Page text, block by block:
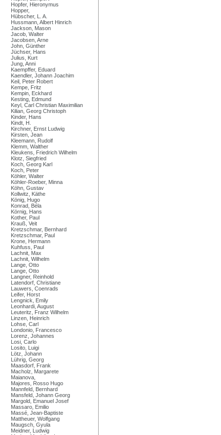
Hopfer, Hieronymus
Hopper,
Hübscher, L. A.
Hussmann, Albert Hinrich
Jackson, Mason
Jacob, Walter
Jacobsen, Arne
John, Günther
Jüchser, Hans
Julius, Kurt
Jung, Anni
Kaempffer, Eduard
Kaendler, Johann Joachim
Keil, Peter Robert
Kempe, Fritz
Kempin, Eckhard
Kesting, Edmund
Keyl, Carl Christian Maximilian
Kilian, Georg Christoph
Kinder, Hans
Kindt, H.
Kirchner, Ernst Ludwig
Kirsten, Jean
Kleemann, Rudolf
Klemm, Walther
Kleukens, Friedrich Wilhelm
Klotz, Siegfried
Koch, Georg Karl
Koch, Peter
Köhler, Walter
Köhler-Roeber, Minna
Köhn, Gustav
Kollwitz, Käthe
König, Hugo
Konrad, Béla
Körnig, Hans
Kother, Paul
Krauß, Veit
Kretzschmar, Bernhard
Kretzschmar, Paul
Krone, Hermann
Kuhfuss, Paul
Lachnit, Max
Lachnit, Wilhelm
Lange, Otto
Lange, Otto
Langner, Reinhold
Latendorf, Christiane
Lauwers, Coenrads
Leifer, Horst
Lengnick, Emily
Leonhardi, August
Leuteritz, Franz Wilhelm
Linzen, Heinrich
Lohse, Carl
Londonio, Francesco
Lorenz, Johannes
Losi, Carlo
Losito, Luigi
Lötz, Johann
Lührig, Georg
Maasdorf, Frank
Macholz, Margarete
Maianova,
Majores, Rosso Hugo
Mannfeld, Bernhard
Mansfeld, Johann Georg
Margold, Emanuel Josef
Massaro, Emilio
Massé, Jean-Baptiste
Mattheuer, Wolfgang
Maugsch, Gyula
Meidner, Ludwig